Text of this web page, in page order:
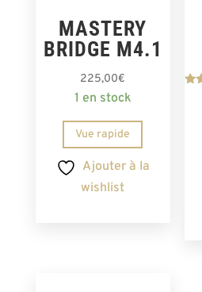
MASTERY
BRIDGE M4.1
225,00€
1 en stock
Vue rapide
Ajouter à la
wishlist